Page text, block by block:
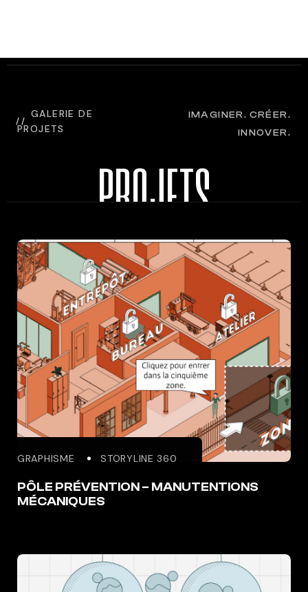
GALERIE DE
PROJETS
IMAGINER. CRÉER.
INNOVER.
PROJETS
GRAPHISME STORYLINE 360
PÔLE PRÉVENTION – MANUTENTIONS
MÉCANIQUES